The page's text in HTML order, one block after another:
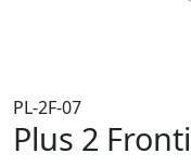
PL-2F-07
Plus 2 Fronti